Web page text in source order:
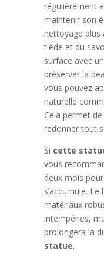
régulièrement
maintenir son
nettoyage plus
tiède et du
surface avec
préserver la
vous pouvez
naturelle
Cela permet
redonner tout
Si cette
vous
deux mois
s’accumule.
matériaux
intempéries,
prolongera la
statue.